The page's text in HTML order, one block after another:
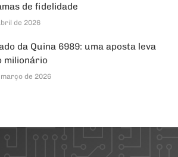
de fidelidade
de 2026
da Quina 6989: uma aposta leva
milionário
de 2026